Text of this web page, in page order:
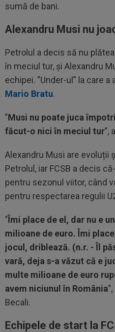
sumă de bani.
Alexandru Musi nu
Petrolul a decis să nu
în meciul tur, și Alexandru
echipei. ”Under-ul” la care a
Mario Bratu.
”Musi nu poate juca
făcut-o nici în meciul tur”,
Alexandru Musi are evoluții
Petrolul, iar FCSB a decis
pentru sezonul viitor, când
pentru respectarea regulii
”Îmi place de el, dar nu e
milioane de euro. Îmi
jocul, driblează. (n.r. - Îl
vară, deja s-a văzut că e
multe milioane de euro
avem niciunul în România
Becali.
Echipele de start la